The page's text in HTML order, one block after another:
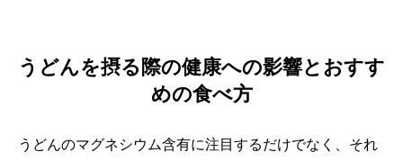
うどんを摂る際の健康への影響とおすす
めの食べ方
うどんのマグネシウム含有に注目するだけでなく、それ